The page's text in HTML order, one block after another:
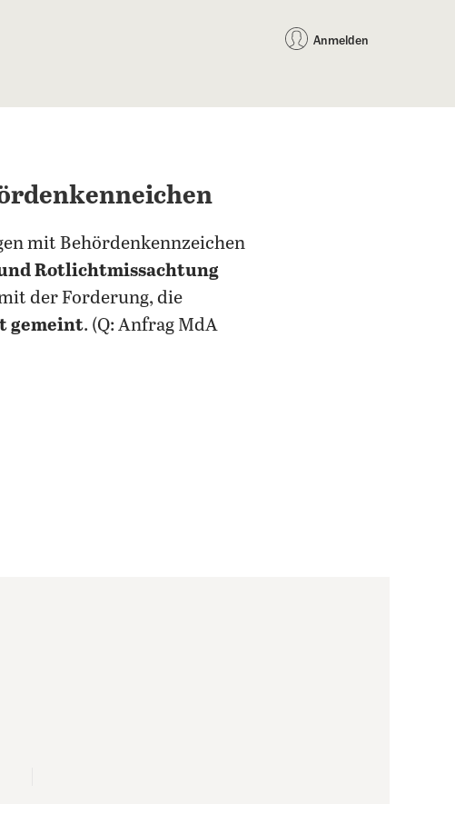
Anmelden
mit Behördenkennzeichen
Rotlichtmissachtung
der Forderung, die
gemeint. (Q: Anfrag MdA